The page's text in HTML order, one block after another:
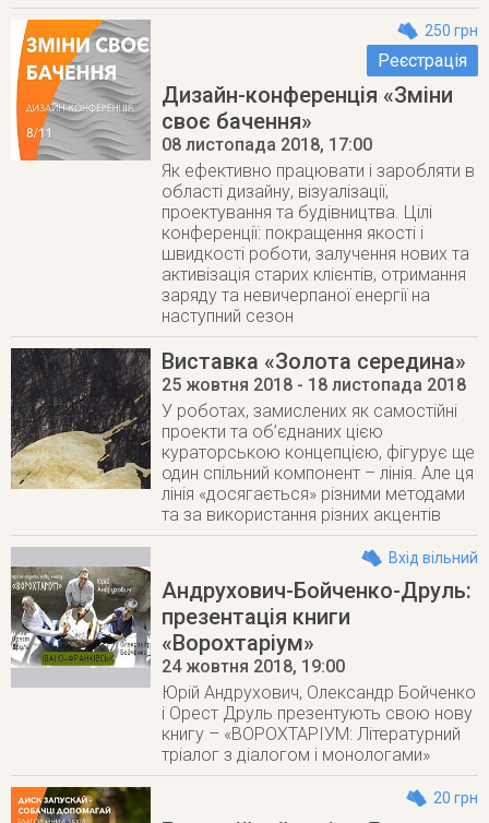
250 грн
Реєстрація
Дизайн-конференція «Зміни
своє бачення»
08 листопада 2018, 17:00
Як ефективно працювати і заробляти в
області дизайну, візуалізації,
проектування та будівництва. Цілі
конференції: покращення якості і
швидкості роботи, залучення нових та
активізація старих клієнтів, отримання
заряду та невичерпаної енергії на
наступний сезон
Виставка «Золота середина»
25 жовтня 2018 - 18 листопада 2018
У роботах, замислених як самостійні
проекти та об’єднаних цією
кураторською концепцією, фігурує ще
один спільний компонент – лінія. Але ця
лінія «досягається» різними методами
та за використання різних акцентів
Вхід вільний
Андрухович-Бойченко-Друль:
презентація книги
«Ворохтаріум»
24 жовтня 2018, 19:00
Юрій Андрухович, Олександр Бойченко
і Орест Друль презентують свою нову
книгу – «ВОРОХТАРІУМ: Літературний
тріалог з діалогом і монологами»
20 грн